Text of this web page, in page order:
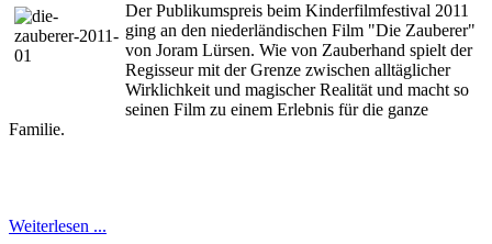
Der Publikumspreis beim Kinderfilmfestival 2011
ging an den niederländischen Film "Die Zauberer"
von Joram Lürsen. Wie von Zauberhand spielt der
Regisseur mit der Grenze zwischen alltäglicher
Wirklichkeit und magischer Realität und macht so
seinen Film zu einem Erlebnis für die ganze
Familie.
Weiterlesen ...